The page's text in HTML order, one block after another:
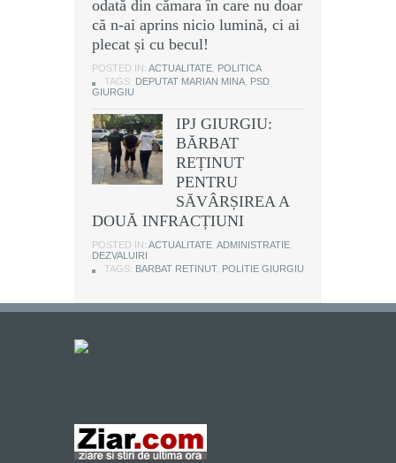
odată din cămara în care nu doar
că n-ai aprins nicio lumină, ci ai
plecat și cu becul!
POSTED IN: ACTUALITATE
POLITICA
TAGS: DEPUTAT MARIAN MINA
PSD
GIURGIU
IPJ GIURGIU:
BĂRBAT
REȚINUT
PENTRU
SĂVÂRȘIREA A
DOUĂ INFRACȚIUNI
POSTED IN: ACTUALITATE ADMINISTRATIE
DEZVALUIRI
TAGS: BARBAT RETINUT, POLITIE GIURGIU